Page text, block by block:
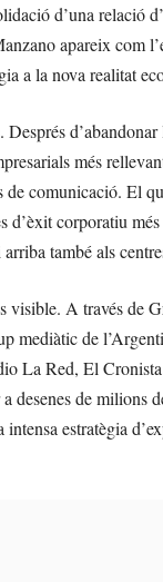
d’una relació
apareix com
a la nova realitat
més
comunicació. El
d’èxit corporatiu
també als
visible. A través de
mediàtic de
La Red, El
de milions
estratègia